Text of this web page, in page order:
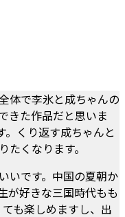
体で李氷と成ちゃんの
きた作品だと思いま
。くり返す成ちゃんと
くなります。
いです。中国の夏朝か
が好きな三国時代もも
も楽しめますし、出